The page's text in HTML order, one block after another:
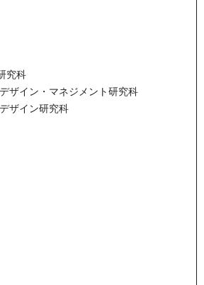
究科
ザイン・マネジメント研究科
ザイン研究科